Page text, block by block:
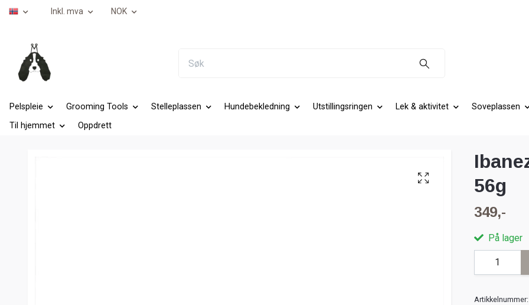
Inkl. mva NOK
Pelspleie Grooming Tools Stelleplassen Hundebekledning Utstillingsringen Lek & aktivitet Soveplassen
Til hjemmet
Oppdrett
56g
349,-
På lager
Artikkelnummer: